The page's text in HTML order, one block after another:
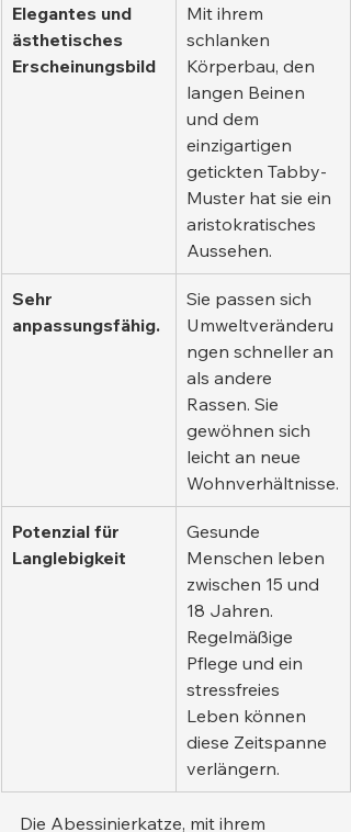
Elegantes und
ästhetisches
Erscheinungsbild
Mit ihrem
schlanken
Körperbau, den
langen Beinen
und dem
einzigartigen
getickten Tabby-
Muster hat sie ein
aristokratisches
Aussehen.
Sehr
anpassungsfähig.
Sie passen sich
Umweltveränderu
ngen schneller an
als andere
Rassen. Sie
gewöhnen sich
leicht an neue
Wohnverhältnisse.
Potenzial für
Langlebigkeit
Gesunde
Menschen leben
zwischen 15 und
18 Jahren.
Regelmäßige
Pflege und ein
stressfreies
Leben können
diese Zeitspanne
verlängern.
Die Abessinierkatze, mit ihrem